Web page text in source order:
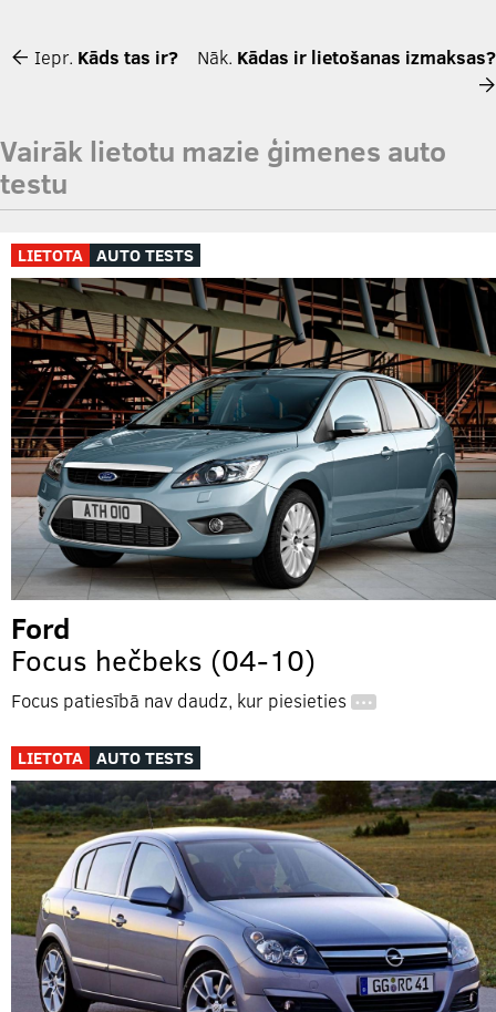
Iepr. Kāds tas ir? Nāk. Kādas ir lietošanas izmaksas?
Vairāk lietotu mazie ģimenes auto
testu
LIETOTA AUTO TESTS
Ford
Focus hečbeks (04-10)
Focus patiesībā nav daudz, kur piesieties …
LIETOTA AUTO TESTS